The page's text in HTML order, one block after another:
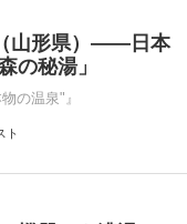
山形県）――日本
の秘湯」
の温泉"』
ト